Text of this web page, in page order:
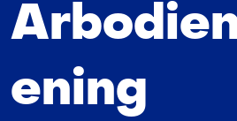
ening